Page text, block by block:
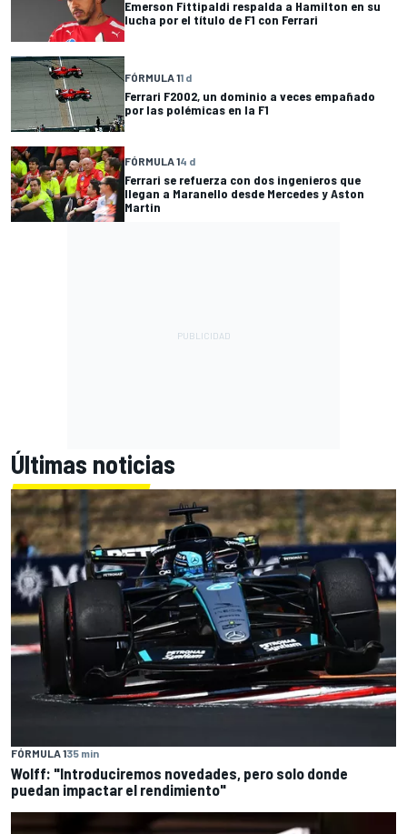
Emerson Fittipaldi respalda a Hamilton en su
lucha por el título de F1 con Ferrari
FÓRMULA 11 d
Ferrari F2002, un dominio a veces empañado
por las polémicas en la F1
FÓRMULA 14 d
Ferrari se refuerza con dos ingenieros que
llegan a Maranello desde Mercedes y Aston
Martin
Últimas noticias
FÓRMULA 135 min
Wolff: "Introduciremos novedades, pero solo donde
puedan impactar el rendimiento"